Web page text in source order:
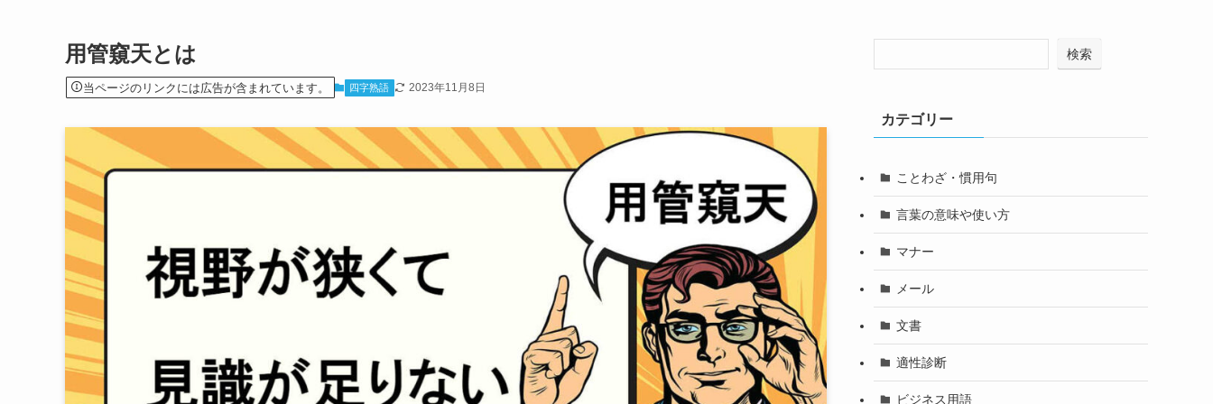
用管窺天とは
当ページのリンクには広告が含まれています。 四字熟語 2023年11月8日
検索
カテゴリー
ことわざ・慣用句
言葉の意味や使い方
マナー
メール
文書
適性診断
ビジネス用語